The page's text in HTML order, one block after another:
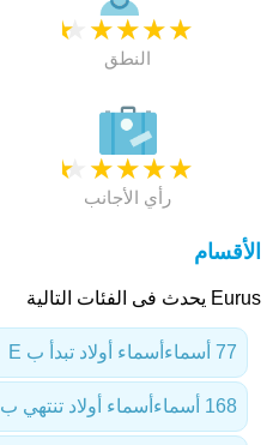
★
★
★
★
★
النطق
★
★
★
★
★
رأي الأجانب
الأقسام
Eurus يحدث فى الفئات التالية
أسماء أولاد تبدأ ب E 77 أسماء
أسماء أولاد تنتهي ب S 168 أسماء